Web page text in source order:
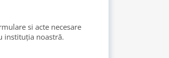
si acte necesare
instituția noastră.